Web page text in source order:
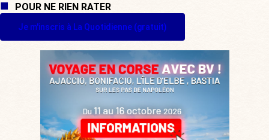
POUR NE RIEN RATER
Je m'inscris à La Quotidienne (gratuit)